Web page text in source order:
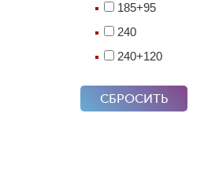
185+95
240
240+120
СБРОСИТЬ